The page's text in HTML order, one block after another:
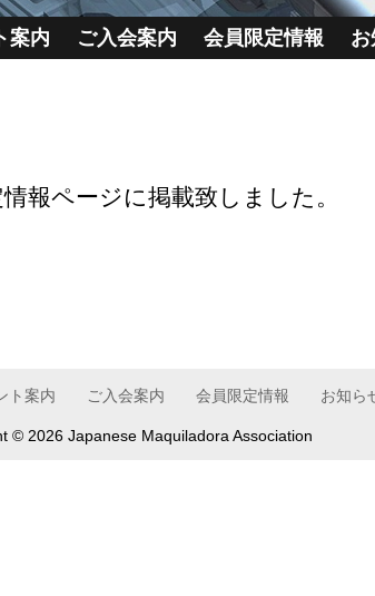
案内 ご入会案内 会員限定情報
報ページに掲載致しました。
ト案内 ご入会案内 会員限定情報 お知ら
© 2026 Japanese Maquiladora Association